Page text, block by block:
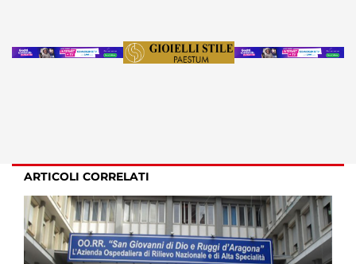
ARTICOLI CORRELATI